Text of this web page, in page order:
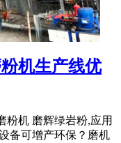
机生产线优
粉机 磨辉绿岩粉,应用
备可增产环保？磨机